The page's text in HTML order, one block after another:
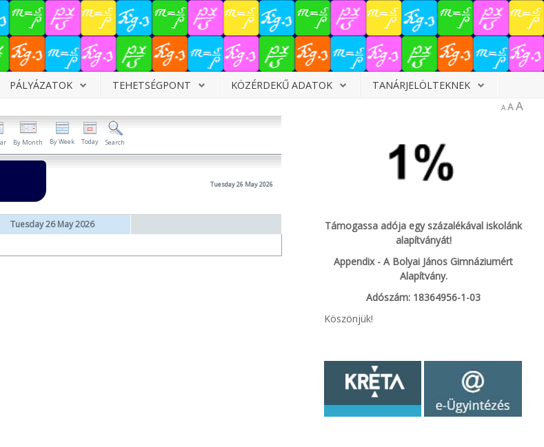
PÁLYÁZATOK TEHETSÉGPONT KÖZÉRDEKŰ ADATOK TANÁRJELÖLTEKNEK
A AA
By Month By Week Today Search
Tuesday 26 May 2026
Tuesday 26 May 2026
Támogassa adója egy százalékával iskolánk
alapítványát!
Appendix - A Bolyai János Gimnáziumért
Alapítvány.
Adószám: 18364956-1-03
Köszönjük!